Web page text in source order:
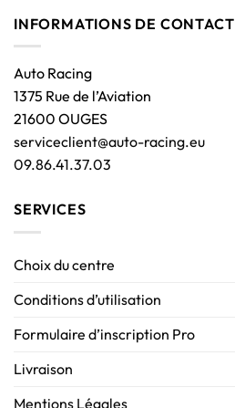
INFORMATIONS DE CONTACT
Auto Racing
1375 Rue de l’Aviation
21600 OUGES
serviceclient@auto-racing.eu
09.86.41.37.03
SERVICES
Choix du centre
Conditions d’utilisation
Formulaire d’inscription Pro
Livraison
Mentions Légales